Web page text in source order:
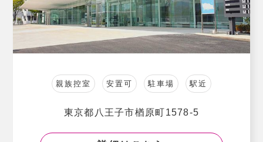
親族控室 安置可 駐車場 駅近
東京都八王子市楢原町1578-5